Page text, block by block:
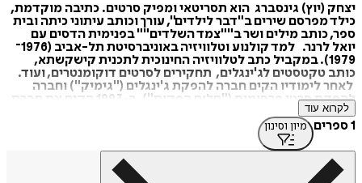
יצחק (יוץ) גינסברג הוא תסריטאי ומפיק סרטים. כתיבה מוקדמת,
כילד מפרסם שירים ב"דבר לילדים", עורך וכותב עיתוני כיתה ובית
ספר, כותב מילים ושר ב""צמד השלדים"" בפנימית הדסים עם
יואל לרנר. למד קולנוע וטלוויזיה באוניברסיטת תל-אביב (1976־
1979). במקביל כתב לטלוויזיה החינוכית לתכנית קישקשתא,
כותב טקטסטים לג'ינגלים, תחקירים לסרטים דוקומנטרים, ועוד.
לאחר לימודיו הקים חברה להפקת ג'ינגלים ("גימיק") וחברה
האחרונות הוא גר ומפיק בלוס אנג'לס.
מקור: לקסיקון הספרות העברית החדשה
https://tinyurl.com/5n754b6d
לקרוא עוד
1 ספרים מיון וסינון